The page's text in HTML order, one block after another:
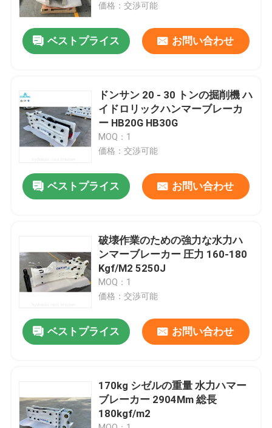
プロダクト
私達について
品質管理
引用を要求しなさい
油圧石のブレーカ
掘削機の油圧ブレーカ
価格：交渉可能
ベストプライス お問い合わせ
ドンサン 20 - 30 トンの掘削機 ハ
イドロリックハンマーブレーカ
ー HB20G HB30G
MOQ：1
価格：交渉可能
ベストプライス お問い合わせ
破壊作業のための強力な水力ハ
ンマーブレーカー 圧力 160-180
Kgf/M2 5250J
MOQ：1
価格：交渉可能
ベストプライス お問い合わせ
170kg シゼルの重量 水力ハマー
ブレーカー 2904Mm 総長
180kgf/m2